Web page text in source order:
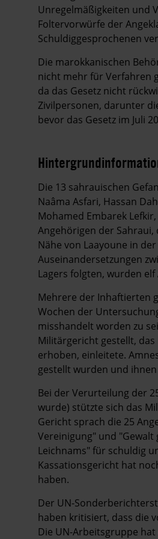
Unregelmäßigkeiten und
Foltervorwürfe der
Schuldiggesprochenen
Die marokkanischen
nicht mehr für Verfahren
da das Gesetz nicht
Zivilpersonen, darunter
bevor das Gesetz im Juli
Hintergrund
Die 13 sahrauischen
Naâma Asfari, Hassan
Mohamed Embarek
Angehörigen der Sahraui,
Nähe von Laayoune in
Auseinandersetzungen
Lagers folgten, wurden
Mehrere der Inhaftierten
Wochen der
misshandelt worden zu
Militärgericht gestellt,
erhoben, einleitete.
gestellt wurden und
Bei der Verurteilung der
wurde) stützte sich das
Gericht sprach die 25
Vereinigung" und
Leichnams" für schuldig
Kassationsgericht hat
haben.
Der UN-
haben kritisiert, dass die
Die UN-Arbeitsgruppe